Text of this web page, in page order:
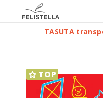
TASUTA
TOP